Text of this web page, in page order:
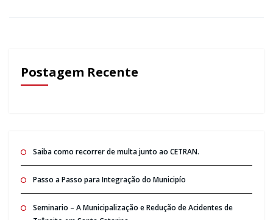
Postagem Recente
Saiba como recorrer de multa junto ao CETRAN.
Passo a Passo para Integração do Municipío
Seminario – A Municipalização e Redução de Acidentes de